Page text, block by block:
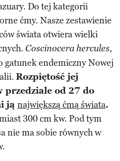
Do tej kategorii
ćmy. Nasze zestawienie
świata otwiera wielki
Coscinocera hercules,
gatunek endemiczny Nowej
Rozpiętość jej
przedziale od 27 do
ją największą ćmą świata.
300 cm kw. Pod tym
nie ma sobie równych w